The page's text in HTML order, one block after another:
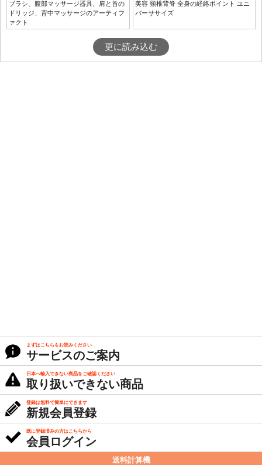
ブラシ、腹部マッサージ器具、肩と首の
ドリッジ、背中マッサージのアーティフ
ァクト
美容 頸椎背脊 全身の経絡ポイント ユニ
バーササイズ
更に読み込む
まずはこちらをお読みください
サービスのご案内
日本へ輸入できない商品をご確認ください
取り扱いできない商品
登録は無料で簡単にできます
新規会員登録
既に登録済みの方はこちらから
会員ログイン
送料計算機